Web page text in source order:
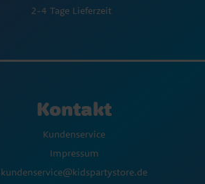
2-4 Tage Lieferzeit
Kontakt
Kundenservice
Impressum
kundenservice@kidspartystore.de